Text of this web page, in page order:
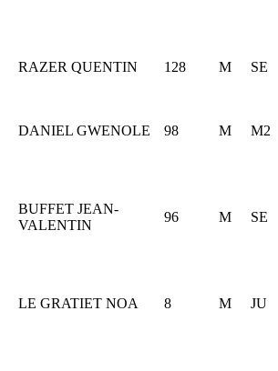
RAZER QUENTIN 128 M SE
DANIEL GWENOLE 98 M M2
BUFFET JEAN-
VALENTIN
96 M SE
LE GRATIET NOA 8 M JU